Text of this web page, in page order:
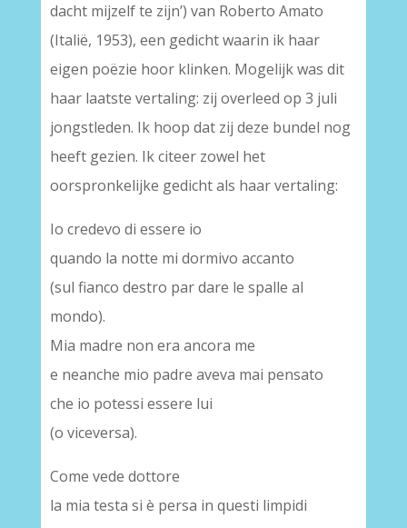
dacht mijzelf te zijn’) van Roberto Amato
(Italië, 1953), een gedicht waarin ik haar
eigen poëzie hoor klinken. Mogelijk was dit
haar laatste vertaling: zij overleed op 3 juli
jongstleden. Ik hoop dat zij deze bundel nog
heeft gezien. Ik citeer zowel het
oorspronkelijke gedicht als haar vertaling:
Io credevo di essere io
quando la notte mi dormivo accanto
(sul fianco destro par dare le spalle al
mondo).
Mia madre non era ancora me
e neanche mio padre aveva mai pensato
che io potessi essere lui
(o viceversa).
Come vede dottore
la mia testa si è persa in questi limpidi